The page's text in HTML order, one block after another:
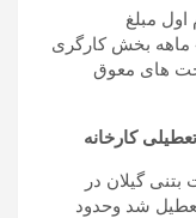
مبلغ
20.000.000.000 ریال بابت معوقه حقوق 4 ماهه بخش کارگری
های معوق
گیلان در
شد وحدود